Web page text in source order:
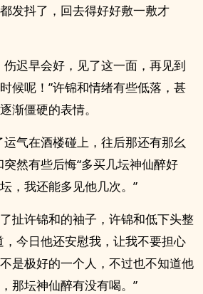
发抖了，回去得好好敷一敷才
伤迟早会好，见了这一面，再见到
候呢！”许锦和情绪有些低落，甚
渐僵硬的表情。
运气在酒楼碰上，往后那还有那幺
然有些后悔“多买几坛神仙醉好
，我还能多见他几次。”
扯许锦和的袖子，许锦和低下头整
，今日他还安慰我，让我不要担心
是极好的一个人，不过也不知道他
那坛神仙醉有没有喝。”